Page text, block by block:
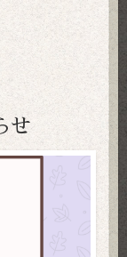
せ